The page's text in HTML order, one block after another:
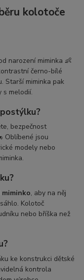
kolotoče
narození miminka 👶
černo-bílé
Starší miminka pak
s melodií.
bezpečnost
Oblíbené jsou
modely nebo
miminko, aby na něj
Kolotoč
nebo bříška než
ke konstrukci dětské
kontrola